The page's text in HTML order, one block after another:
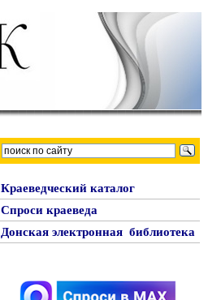
Краеведческий каталог
Спроси краеведа
Донская электронная библиотека